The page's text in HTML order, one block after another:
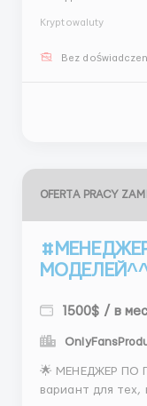
нам @TLbestCIS
Kryptowaluty
Bez
OFERTA PRACY
1500$ / в
🌟 МЕНЕДЖЕР ПО
вариант для тех, кто